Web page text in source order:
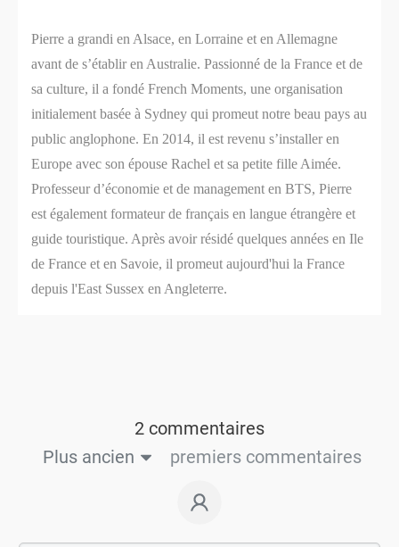
Pierre a grandi en Alsace, en Lorraine et en Allemagne
avant de s’établir en Australie. Passionné de la France et de
sa culture, il a fondé French Moments, une organisation
initialement basée à Sydney qui promeut notre beau pays au
public anglophone. En 2014, il est revenu s’installer en
Europe avec son épouse Rachel et sa petite fille Aimée.
Professeur d’économie et de management en BTS, Pierre
est également formateur de français en langue étrangère et
guide touristique. Après avoir résidé quelques années en Ile
de France et en Savoie, il promeut aujourd'hui la France
depuis l'East Sussex en Angleterre.
2 commentaires
Plus ancien
premiers commentaires